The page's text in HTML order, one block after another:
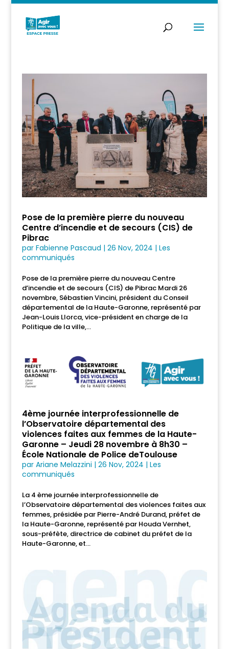
Pose de la première pierre du nouveau
Centre d’incendie et de secours (CIS) de
Pibrac
par Fabienne Pascaud | 26 Nov, 2024 | Les
communiqués
Pose de la première pierre du nouveau Centre
d’incendie et de secours (CIS) de Pibrac Mardi 26
novembre, Sébastien Vincini, président du Conseil
départemental de la Haute-Garonne, représenté par
Jean-Louis Llorca, vice-président en charge de la
Politique de la ville,...
4ème journée interprofessionnelle de
l’Observatoire départemental des
violences faites aux femmes de la Haute-
Garonne – Jeudi 28 novembre à 8h30 –
École Nationale de Police deToulouse
par Ariane Melazzini | 26 Nov, 2024 | Les
communiqués
La 4 ème journée interprofessionnelle de
l’Observatoire départemental des violences faites aux
femmes, présidée par Pierre-André Durand, préfet de
la Haute-Garonne, représenté par Houda Vernhet,
sous-préfète, directrice de cabinet du préfet de la
Haute-Garonne, et...